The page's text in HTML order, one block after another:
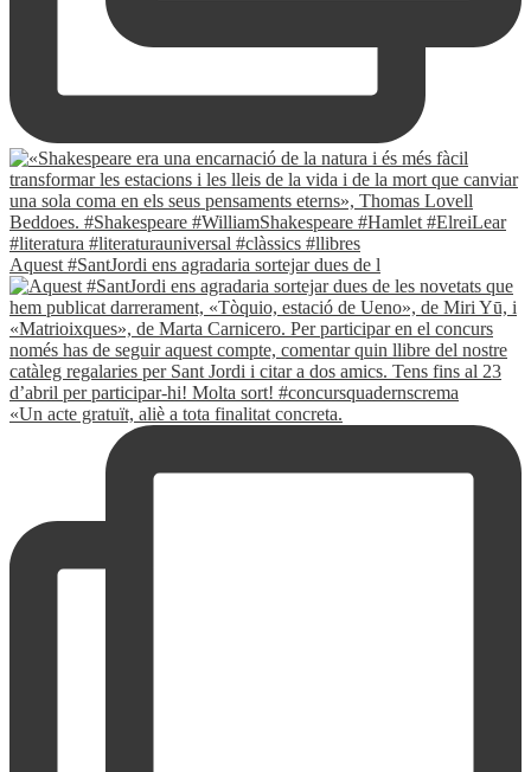
Aquest #SantJordi ens agradaria sortejar dues de l
«Un acte gratuït, aliè a tota finalitat concreta.